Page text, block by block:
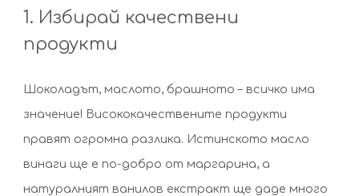
1. Избирай качествени
продукти
Шоколадът, маслото, брашното – всичко има
значение! Висококачествените продукти
правят огромна разлика. Истинското масло
винаги ще е по-добро от маргарина, а
натуралният ванилов екстракт ще даде много